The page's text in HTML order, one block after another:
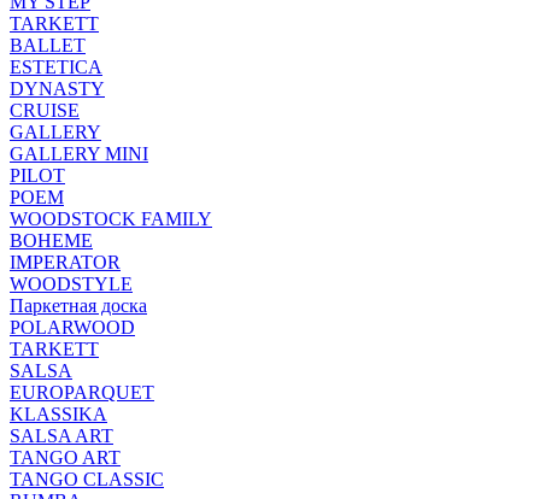
TARKETT
BALLET
ESTETICA
DYNASTY
CRUISE
GALLERY
GALLERY MINI
PILOT
POEM
WOODSTOCK FAMILY
BOHEME
IMPERATOR
WOODSTYLE
Паркетная доска
POLARWOOD
TARKETT
SALSA
EUROPARQUET
KLASSIKA
SALSA ART
TANGO ART
TANGO CLASSIC